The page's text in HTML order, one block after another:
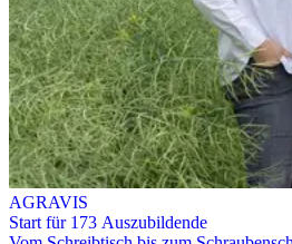
AGRAVIS
Start für 173 Auszubildende